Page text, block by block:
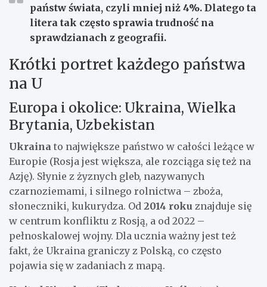
państw świata, czyli mniej niż 4%. Dlatego ta
litera tak często sprawia trudność na
sprawdzianach z geografii.
Krótki portret każdego państwa
na U
Europa i okolice: Ukraina, Wielka
Brytania, Uzbekistan
Ukraina to największe państwo w całości leżące w
Europie (Rosja jest większa, ale rozciąga się też na
Azję). Słynie z żyznych gleb, nazywanych
czarnoziemami, i silnego rolnictwa – zboża,
słoneczniki, kukurydza. Od 2014 roku znajduje się
w centrum konfliktu z Rosją, a od 2022 –
pełnoskalowej wojny. Dla ucznia ważny jest też
fakt, że Ukraina graniczy z Polską, co często
pojawia się w zadaniach z mapą.